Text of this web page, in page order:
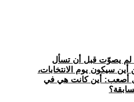
لم يصوّت قبل أن تسأل
أين سيكون يوم الانتخابات،
أصعب: أين كانت هي في